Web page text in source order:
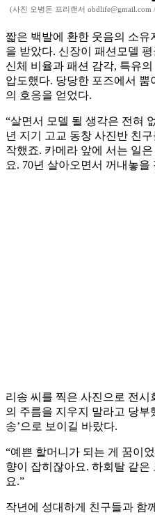
(사진 오병돈 프리랜서 obdlife@gmail.com
짧은 백발에 환한 웃음의 소유
을 받았다. 신장이 패션모델
신체 비율과 패션 감각, 특유
압도했다. 당당한 포즈에서
의 호응을 얻었다.
“살면서 모델 될 생각은 전혀
년 지기 고교 동창 사진반 친
작했죠. 카메라 앞에 서는 일
요. 70년 살아오면서 꺼내놓을
리송 씨를 찍은 사진으로 전
의 주름을 지우지 말라고 당부
송’으로 보이길 바랐다.
“예쁜 할머니가 되는 게 꿈이
향이 잡히잖아요. 하회탈 같은
요.”
작년에 성대하게 친구들과 함